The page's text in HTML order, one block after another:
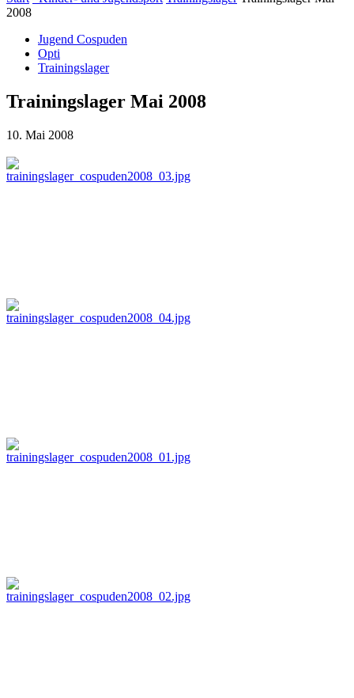
2008
Jugend Cospuden
Opti
Trainingslager
Trainingslager Mai 2008
10. Mai 2008